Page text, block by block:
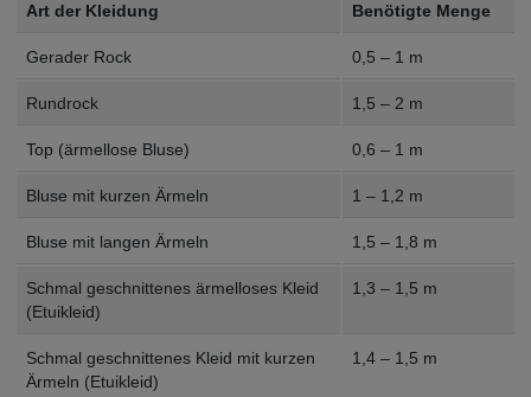
Art der Kleidung Benötigte Menge
Gerader Rock 0,5 – 1 m
Rundrock 1,5 – 2 m
Top (ärmellose Bluse) 0,6 – 1 m
Bluse mit kurzen Ärmeln 1 – 1,2 m
Bluse mit langen Ärmeln 1,5 – 1,8 m
Schmal geschnittenes ärmelloses Kleid
(Etuikleid)
1,3 – 1,5 m
Schmal geschnittenes Kleid mit kurzen
Ärmeln (Etuikleid)
1,4 – 1,5 m